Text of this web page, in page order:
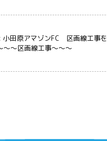
小田原アマゾンFC 区画線工事を
～～区画線工事～～～